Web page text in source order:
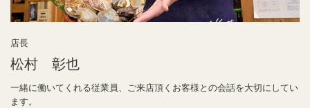
店長
松村 彰也
一緒に働いてくれる従業員、ご来店頂くお客様との会話を大切にしてい
ます。